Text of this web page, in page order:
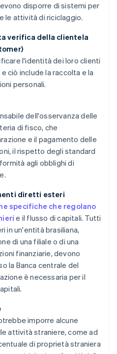
disporre di sistemi per
le attività di riciclaggio.
verifica della clientela
l'identità dei loro clienti
e ciò include la raccolta e la
personali.
dell'osservanza delle
di fisco, che
e il pagamento delle
il rispetto degli standard
agli obblighi di
diretti esteri
specifiche che regolano
e il flusso di capitali. Tutti
in un'entità brasiliana,
di una filiale o di una
finanziarie, devono
la Banca centrale del
è necessaria per il
imporre alcune
attività straniere, come ad
di proprietà straniera